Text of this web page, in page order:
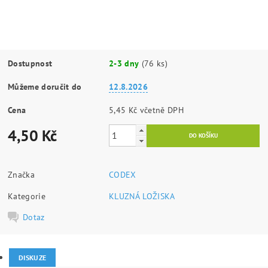
Dostupnost 2-3 dny (76 ks)
Můžeme doručit do 12.8.2026
Cena 5,45 Kč včetně DPH
4,50 Kč
Značka
CODEX
Kategorie
KLUZNÁ LOŽISKA
Dotaz
DISKUZE